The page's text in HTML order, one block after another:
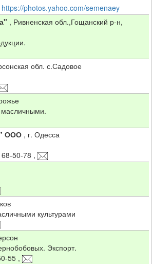
https://photos.yahoo.com/semenaey
, Ривненская обл.,Гощанский р-н,
обл. с.Садовое
ООО, г. Одесса
50-78 ,
культурами
Экспорт.
55,